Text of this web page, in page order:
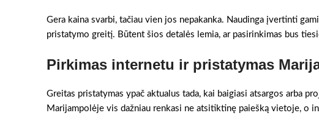
Gera kaina svarbi, tačiau vien jos nepakanka. Naudinga įvertinti
pristatymo greitį. Būtent šios detalės lemia, ar pasirinkimas bus
Pirkimas internetu ir pristatymas
Greitas pristatymas ypač aktualus tada, kai baigiasi atsargos arba
Marijampolėje vis dažniau renkasi ne atsitiktinę paiešką vietoje, o